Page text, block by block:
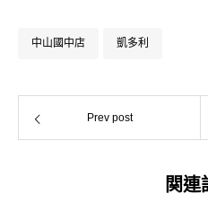
中山國中店 凱多利
Prev post
関連